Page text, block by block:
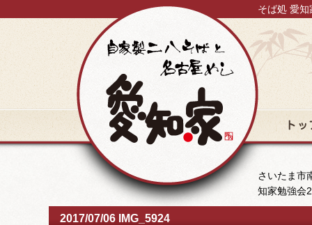
そば処 愛
さいたま市
知家勉強会
2017/07/06 IMG_5924